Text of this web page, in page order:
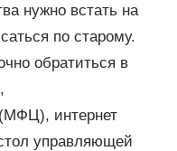
нужно встать на
по старому.
обратиться в
интернет
управляющей